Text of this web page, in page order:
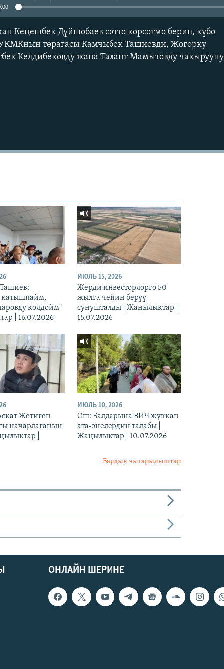
Кеңешбек Дүйшөбаев сотто көрсөтмө берип, күбө
төрагасы Камчыбек Ташиевди, Жогорку
Келдибековду жана Талант Мамытовду чакырууну
катышпайм,
колдойм"
| 16.07.2026
ИЮЛЬ 15, 2026
Жерди инвесторлорго 50
жылга чейин берүү
сунушталды | Жаңылыктар |
15.07.2026
Жетиген
начарлаганын
|
ИЮЛЬ 10, 2026
Ош: Балдарына ВИЧ жуккан
ата-энелердин талабы |
Жаңылыктар | 10.07.2026
Бардык чыгарылыштар
ОНЛАЙН ШЕРИНЕ